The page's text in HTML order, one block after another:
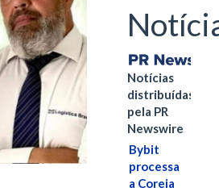
Notícias
distribuídas
pela PR
Newswire
Bybit
processa
a Coreia